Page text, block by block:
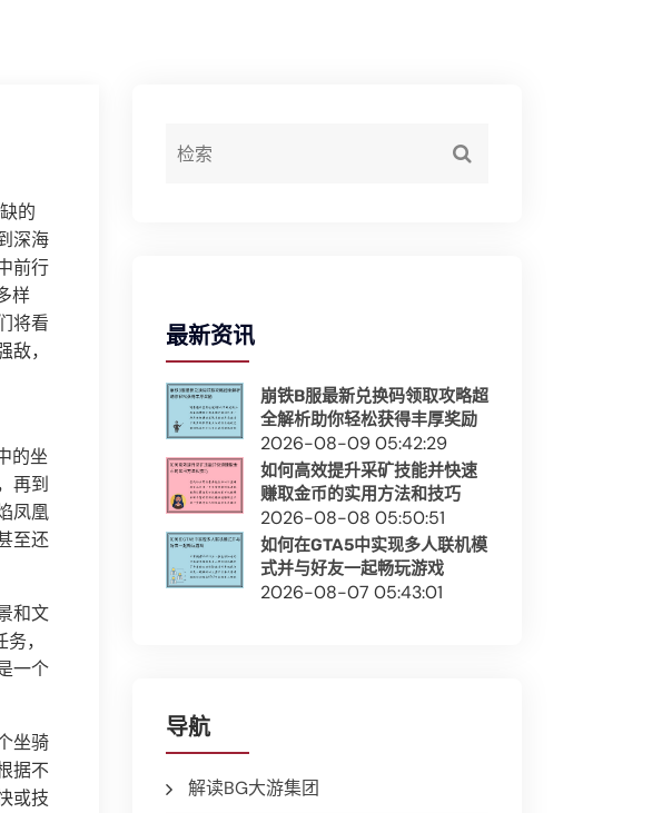
的
深海
前行
样
将看
，
的坐
再到
凤凰
至还
和文
，
一个
坐骑
据不
或技
最新资讯
崩铁B服最新兑换码领取攻略超
全解析助你轻松获得丰厚奖励
2026-08-09 05:42:29
如何高效提升采矿技能并快速
赚取金币的实用方法和技巧
2026-08-08 05:50:51
如何在GTA5中实现多人联机模
式并与好友一起畅玩游戏
2026-08-07 05:43:01
导航
解读BG大游集团